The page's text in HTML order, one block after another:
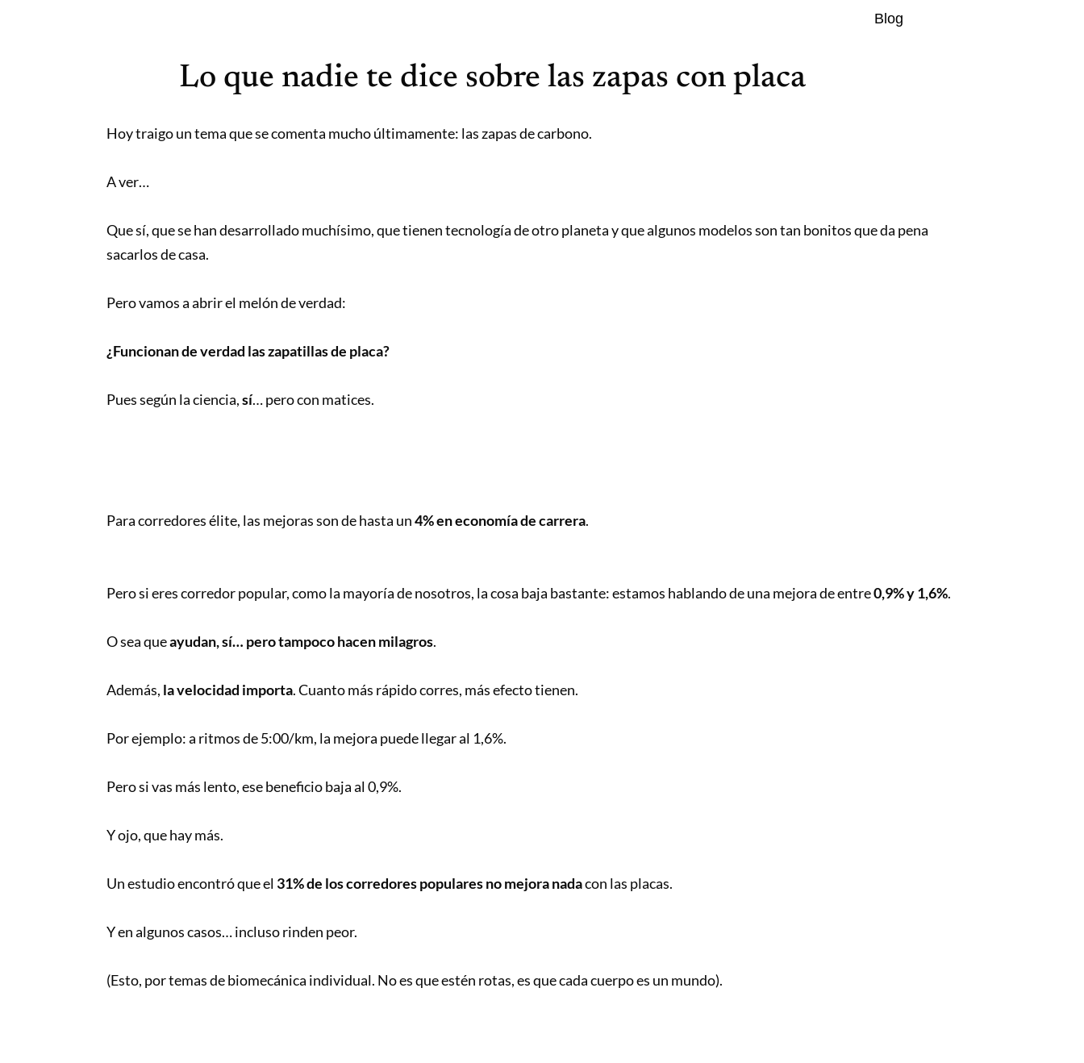
Y
lo
Blog
Lo que nadie te dice sobre las zapas con placa
Hoy traigo un tema que se comenta mucho últimamente: las zapas de carbono.
A ver…
Que sí, que se han desarrollado muchísimo, que tienen tecnología de otro planeta y que algunos modelos son tan bonitos que da pena
sacarlos de casa.
Pero vamos a abrir el melón de verdad:
¿Funcionan de verdad las zapatillas de placa?
Pues según la ciencia,sí… pero con matices.
Para corredores élite, las mejoras son de hasta un4% en economía de carrera.
Pero si eres corredor popular, como la mayoría de nosotros, la cosa baja bastante: estamos hablando de una mejora de entre0,9% y 1,6%.
O sea queayudan, sí… pero tampoco hacen milagros.
Además, la velocidad importa. Cuanto más rápido corres, más efecto tienen.
Por ejemplo: a ritmos de 5:00/km, la mejora puede llegar al 1,6%.
Pero si vas más lento, ese beneficio baja al 0,9%.
Y ojo, que hay más.
Un estudio encontró que el 31% de los corredores populares no mejora nadacon las placas.
Y en algunos casos… incluso rinden peor.
(Esto, por temas de biomecánica individual. No es que estén rotas, es que cada cuerpo es un mundo).